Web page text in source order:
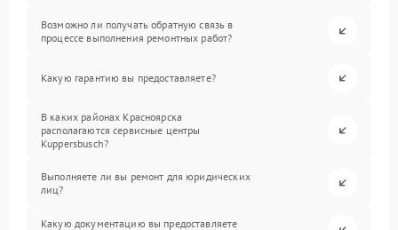
Возможно ли получать обратную связь в
процессе выполнения ремонтных работ?
Какую гарантию вы предоставляете?
В каких районах Красноярска
располагаются сервисные центры
Kuppersbusch?
Выполняете ли вы ремонт для юридических
лиц?
Какую документацию вы предоставляете